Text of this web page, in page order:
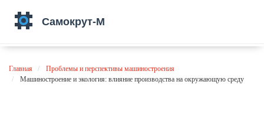
Главная
Проблемы и перспективы машиностроения
Машиностроение и экология: влияние производства на окружающую среду